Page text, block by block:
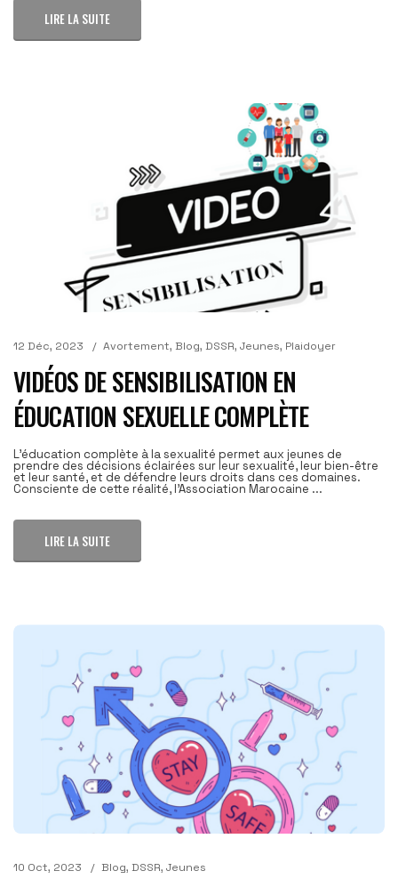
LIRE LA SUITE
12 Déc, 2023 Avortement, Blog, DSSR, Jeunes, Plaidoyer
VIDÉOS DE SENSIBILISATION EN
ÉDUCATION SEXUELLE COMPLÈTE
L’éducation complète à la sexualité permet aux jeunes de
prendre des décisions éclairées sur leur sexualité, leur bien-être
et leur santé, et de défendre leurs droits dans ces domaines.
Consciente de cette réalité, l’Association Marocaine ...
LIRE LA SUITE
10 Oct, 2023 Blog, DSSR, Jeunes